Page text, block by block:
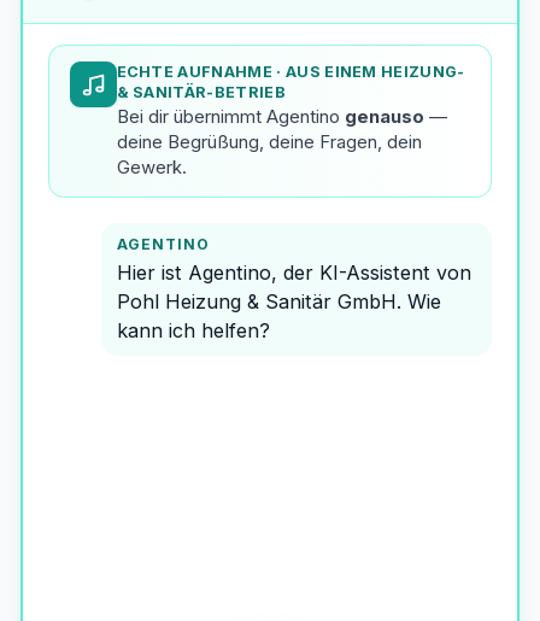
ECHTE AUFNAHME · AUS EINEM HEIZUNG-
& SANITÄR-BETRIEB
Bei dir übernimmt Agentino genauso —
deine Begrüßung, deine Fragen, dein
Gewerk.
AGENTINO
Hier ist Agentino, der KI-Assistent von
Pohl Heizung & Sanitär GmbH. Wie
kann ich helfen?